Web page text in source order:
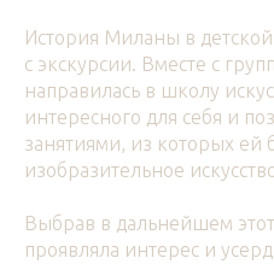
История Миланы в
с экскурсии. Вместе с
направилась в школу
интересного для себя и
занятиями, из которых ей
изобразительное
Выбрав в дальнейшем
проявляла интерес и